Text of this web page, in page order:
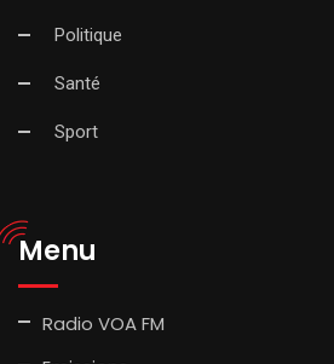
Politique
Santé
Sport
Menu
Radio VOA FM